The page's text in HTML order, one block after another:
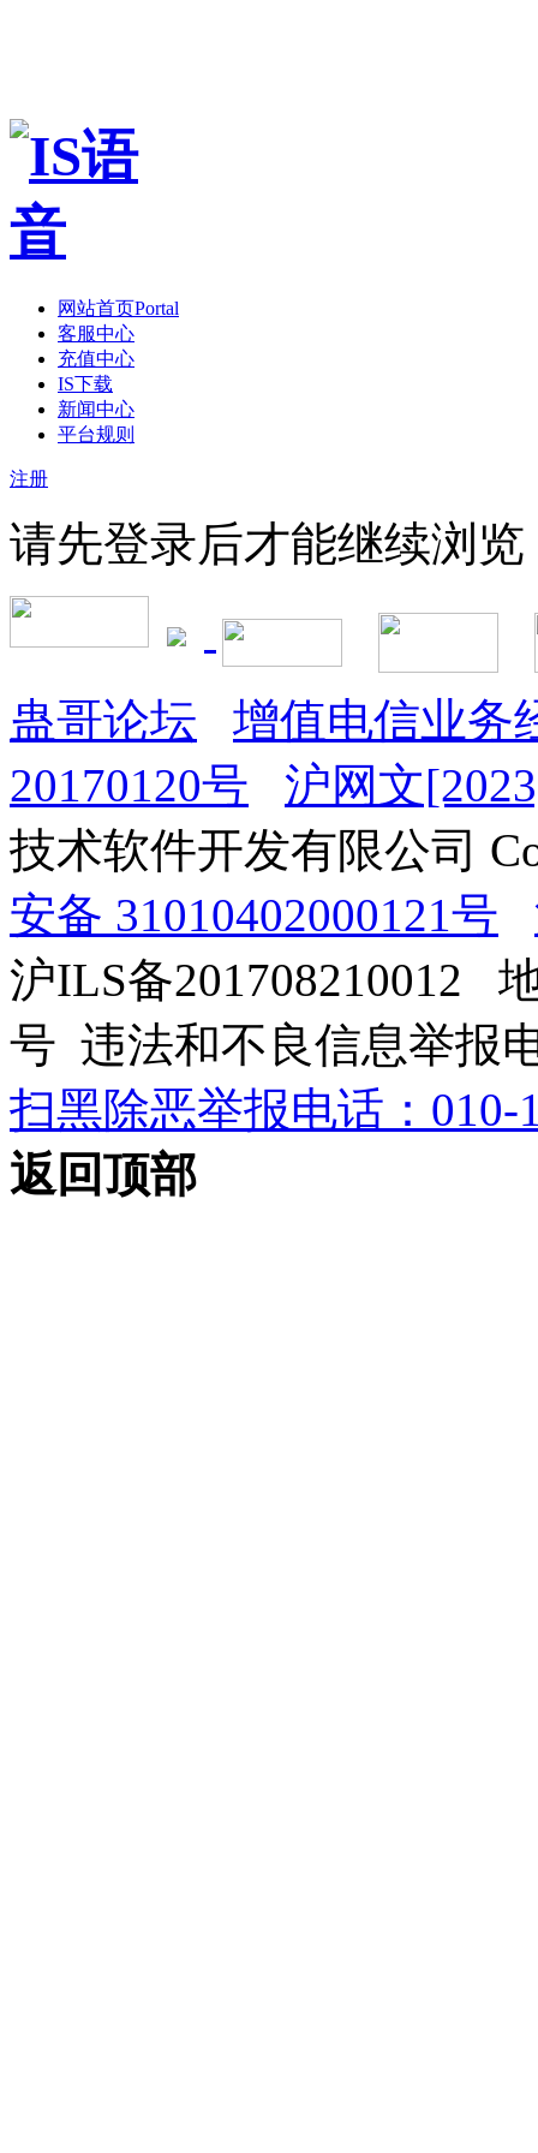
网站首页Portal
客服中心
充值中心
IS下载
新闻中心
平台规则
注册
请先登录后才能继续浏览
蛊哥论坛
增值电信业务
20170120号
沪网文
技术软件开发有限公司
安备 31010402000121号
沪ILS备201708210012
号 违法和不良信息举报
扫黑除恶举报电话：010-
返回顶部